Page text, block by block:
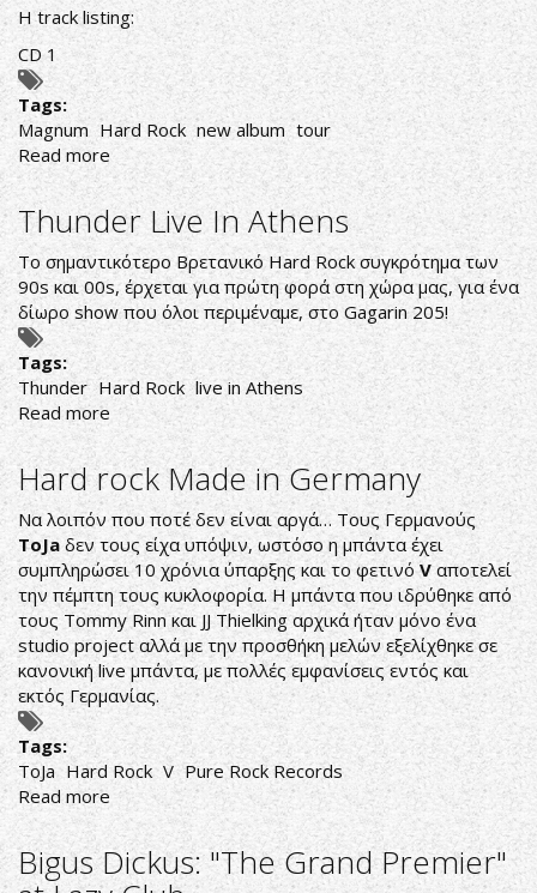
Η track listing:
CD 1
Tags:
Magnum Hard Rock new album tour
Read more about
MAGNUM
:
ΚΥΚΛΟΦΟΡΟΥΝ
ΤΟ
'LOST
ON
THE
ROAD
TO
ETERNITY'
ΤΟΝ
ΙΑΝΟΥΑΡΙΟ
Thunder Live In Athens
Το σημαντικότερο Βρετανικό Hard Rock συγκρότημα των
90s και 00s, έρχεται για πρώτη φορά στη χώρα μας, για ένα
δίωρο show που όλοι περιμέναμε, στο Gagarin 205!
Tags:
Thunder Hard Rock live in Athens
Read more about
Thunder
Live
In
Athens
Hard rock Made in Germany
Να λοιπόν που ποτέ δεν είναι αργά… Τους Γερμανούς
ToJa δεν τους είχα υπόψιν, ωστόσο η μπάντα έχει
συμπληρώσει 10 χρόνια ύπαρξης και το φετινόVαποτελεί
την πέμπτη τους κυκλοφορία. Η μπάντα που ιδρύθηκε από
τους Tommy Rinn και JJ Thielking αρχικά ήταν μόνο ένα
studio project αλλά με την προσθήκη μελών εξελίχθηκε σε
κανονική live μπάντα, με πολλές εμφανίσεις εντός και
εκτός Γερμανίας.
Tags:
ToJa Hard Rock V Pure Rock Records
Read more about
Hard
rock
Made
Bigus Dickus: "The Grand Premier"